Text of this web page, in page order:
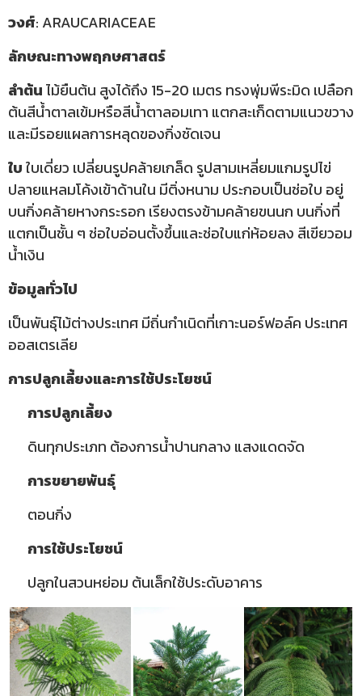
วงศ์: ARAUCARIACEAE
ลักษณะทางพฤกษศาสตร์
ลำต้นไม้ยืนต้น สูงได้ถึง 15-20 เมตร ทรงพุ่มพีระมิด เปลือก
ต้นสีน้ำตาลเข้มหรือสีน้ำตาลอมเทา แตกสะเก็ดตามแนวขวาง
และมีรอยแผลการหลุดของกิ่งชัดเจน
ใบใบเดี่ยว เปลี่ยนรูปคล้ายเกล็ด รูปสามเหลี่ยมแกมรูปไข่
ปลายแหลมโค้งเข้าด้านใน มีติ่งหนาม ประกอบเป็นช่อใบ อยู่
บนกิ่งคล้ายหางกระรอก เรียงตรงข้ามคล้ายขนนก บนกิ่งที่
แตกเป็นชั้น ๆ ช่อใบอ่อนตั้งขึ้นและช่อใบแก่ห้อยลง สีเขียวอม
น้ำเงิน
ข้อมูลทั่วไป
เป็นพันธุ์ไม้ต่างประเทศ มีถิ่นกำเนิดที่เกาะนอร์ฟอล์ค ประเทศ
ออสเตรเลีย
การปลูกเลี้ยงและการใช้ประโยชน์
การปลูกเลี้ยง
ดินทุกประเภท ต้องการน้ำปานกลาง แสงแดดจัด
การขยายพันธุ์
ตอนกิ่ง
การใช้ประโยชน์
ปลูกในสวนหย่อม ต้นเล็กใช้ประดับอาคาร